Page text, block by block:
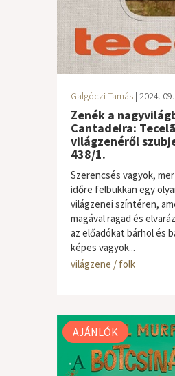
Galgóczi Tamás| 2024.
Zenék a
Cantadeira:
világzenéről
438/1.
Szerencsés vagyok,
időre felbukkan egy
világzenei színtéren,
magával ragad és
az előadókat bárhol és
képes vagyok...
világzene / folk
AJÁNLÓK